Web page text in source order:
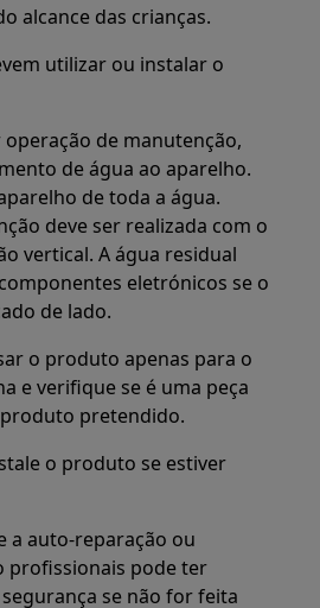
alcance das crianças.
utilizar ou instalar o
de manutenção,
de água ao aparelho.
de toda a água.
deve ser realizada com o
vertical. A água residual
eletrónicos se o
de lado.
o produto apenas para o
e verifique se é uma peça
pretendido.
o produto se estiver
a auto-reparação ou
profissionais pode ter
se não for feita